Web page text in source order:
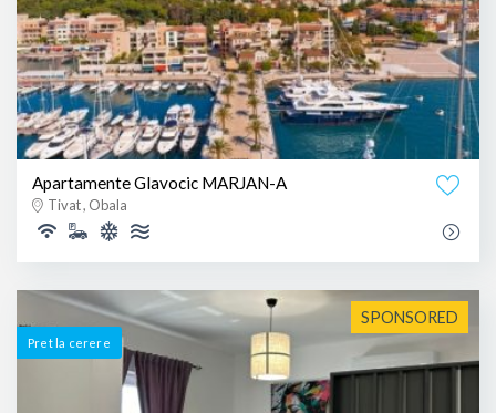
Apartamente Glavocic MARJAN-A
Tivat , Obala
SPONSORED
Pret la cerere